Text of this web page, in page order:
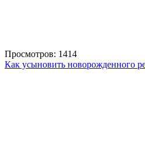
Просмотров: 1414
Как усыновить новорожденного